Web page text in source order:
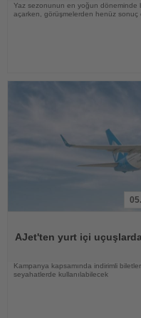
Yaz sezonunun en yoğun döneminde
açarken, görüşmelerden henüz sonuç
AJet'ten yurt içi
Kampanya kapsamında indirimli
seyahatlerde kullanılabilecek